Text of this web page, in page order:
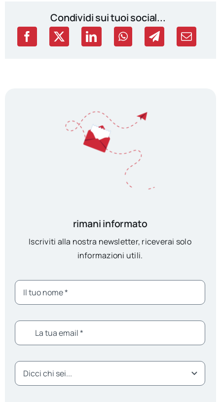
Condividi sui tuoi social...
rimani informato
Iscriviti alla nostra newsletter, riceverai solo
informazioni utili.